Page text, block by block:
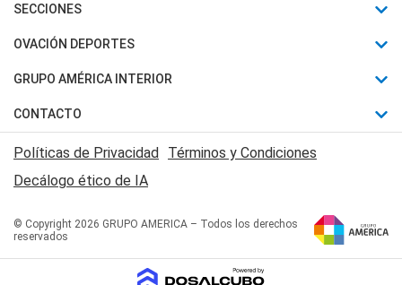
Últimas Noticias
Política
Judiciales
Economia
SECCIONES
Horóscopo
Motores
Trucos caseros
Series y Películas
Edictos y Solicitadas
OVACIÓN DEPORTES
Fútbol
Mundial
Automovilismo
Rugby
Básquet
GRUPO AMÉRICA INTERIOR
Canal 7 en Vivo
San Juan 8
CONTACTO
Acerca de Nosotros
Contactanos
Políticas de Privacidad Términos y Condiciones
Decálogo ético de IA
© Copyright 2026 GRUPO AMERICA – Todos los derechos
reservados